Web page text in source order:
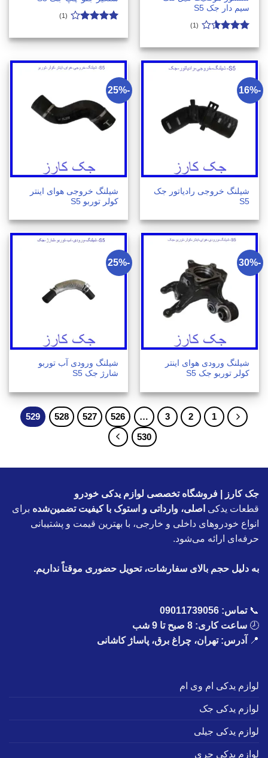
سیم دار جک S5
3.5از 5
(1)
از 5
(1)
-16%
شیلنگ خروجی رادیاتور جک
S5
-25%
شیلنگ خروجی هوای اینتر
کولر توربو S5
-30%
شیلنگ ورودی هوای اینتر
کولر توربو جک S5
-25%
شیلنگ ورودی آب توربو
شارژ جک S5
1
2
3
…
526
527
528
529
530
جک کارز | فروشگاه تخصصی لوازم یدکی خودرو
قطعات یدکی اصلی، وارداتی و استوک با کیفیت تضمین‌شده برای
انواع خودروهای داخلی و خارجی، با بهترین قیمت و پشتیبانی
حرفه‌ای ارائه می‌شود.
به دلیل حجم بالای سفارشات، تحویل حضوری موقتاً نداریم.
📞تماس: 09011739056
🕗 ساعت کاری: 8 صبح تا 9 شب
📍
آدرس: تهران، چراغ برق، پاساژ کاشانی
لوازم یدکی ام وی ام
لوازم یدکی جک
لوازم یدکی جیلی
لوازم یدکی چری